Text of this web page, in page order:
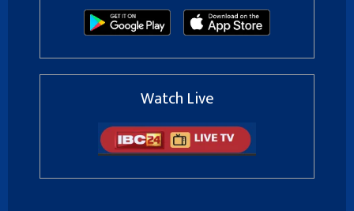
Watch Live